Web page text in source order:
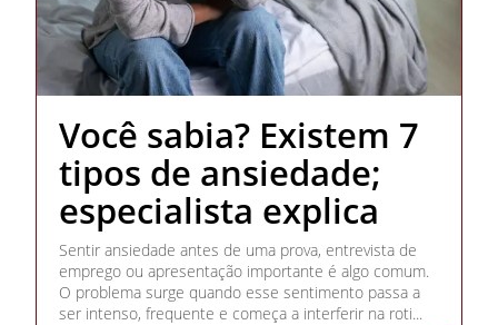
Você sabia? Existem 7
tipos de ansiedade;
especialista explica
Sentir ansiedade antes de uma prova, entrevista de
emprego ou apresentação importante é algo comum.
O problema surge quando esse sentimento passa a
ser intenso, frequente e começa a interferir na roti...